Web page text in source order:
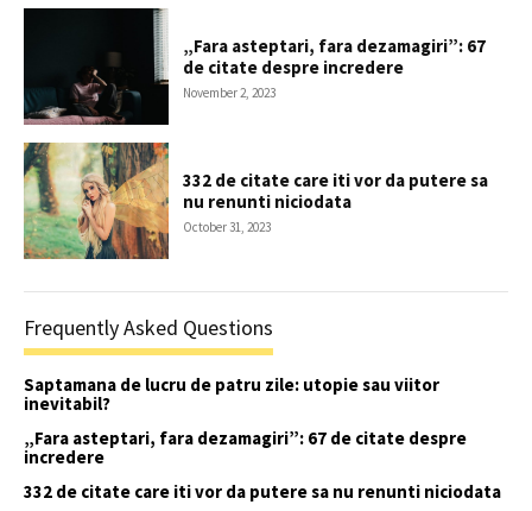
„Fara asteptari, fara dezamagiri”: 67
de citate despre incredere
November 2, 2023
332 de citate care iti vor da putere sa
nu renunti niciodata
October 31, 2023
Frequently Asked Questions
Saptamana de lucru de patru zile: utopie sau viitor
inevitabil?
„Fara asteptari, fara dezamagiri”: 67 de citate despre
incredere
332 de citate care iti vor da putere sa nu renunti niciodata